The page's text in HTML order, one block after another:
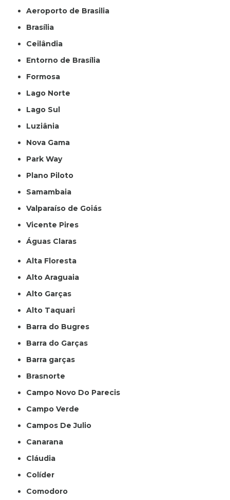
Aeroporto de Brasilia
Brasília
Ceilândia
Entorno de Brasília
Formosa
Lago Norte
Lago Sul
Luziânia
Nova Gama
Park Way
Plano Piloto
Samambaia
Valparaíso de Goiás
Vicente Pires
Águas Claras
Alta Floresta
Alto Araguaia
Alto Garças
Alto Taquari
Barra do Bugres
Barra do Garças
Barra garças
Brasnorte
Campo Novo Do Parecis
Campo Verde
Campos De Julio
Canarana
Cláudia
Colíder
Comodoro